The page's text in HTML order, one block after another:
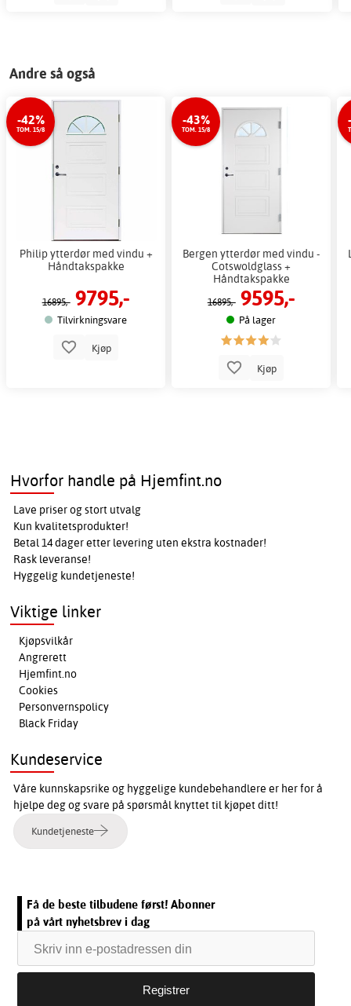
Andre så også
-42%
TOM. 15/8
Philip ytterdør med vindu +
Håndtakspakke
16895,- 9795,-
Tilvirkningsvare
Kjøp
-43%
TOM. 15/8
Bergen ytterdør med vindu -
Cotswoldglass +
Håndtakspakke
16895,- 9595,-
På lager
Kjøp
Hvorfor handle på Hjemfint.no
Lave priser og stort utvalg
Kun kvalitetsprodukter!
Betal 14 dager etter levering uten ekstra kostnader!
Rask leveranse!
Hyggelig kundetjeneste!
Viktige linker
Kjøpsvilkår
Angrerett
Hjemfint.no
Cookies
Personvernspolicy
Black Friday
Kundeservice
Våre kunnskapsrike og hyggelige kundebehandlere er her for å
hjelpe deg og svare på spørsmål knyttet til kjøpet ditt!
Kundetjeneste
Få de beste tilbudene først! Abonner
på vårt nyhetsbrev i dag